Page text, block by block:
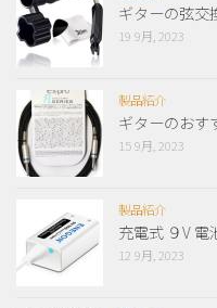
ギターの弦交
19 9月, 2023
製品紹介
ギターのおす
15 9月, 2023
製品紹介
充電式 ９V 電
12 9月, 2023